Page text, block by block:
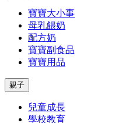
寶寶大小事
母乳餵奶
配方奶
寶寶副食品
寶寶用品
親子
兒童成長
學校教育